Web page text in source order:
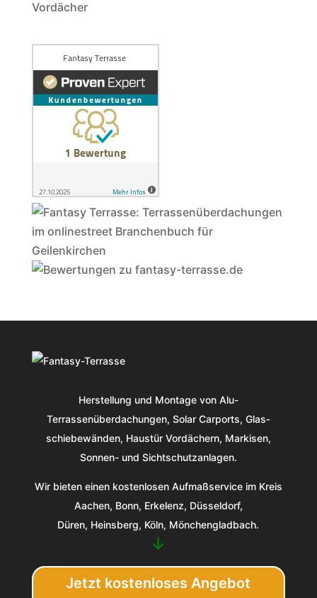
Vordächer
Herstellung und Montage von Alu-
Terrassenüberdachungen, Solar Carports, Glas­
schiebe­wänden, Haustür Vordächern, Markisen,
Sonnen- und Sichtschutzanlagen.
Wir bieten einen kostenlosen Aufmaßservice im Kreis
Aachen, Bonn, Erkelenz, Düsseldorf,
Düren, Heinsberg, Köln, Mönchengladbach.
↓
Jetzt kostenloses Angebot